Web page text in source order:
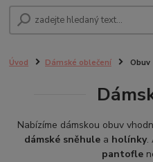
Úvod Dámské oblečení Obuv
Nabízíme dámskou obuv
dámské sněhulea holínky.
pantofle